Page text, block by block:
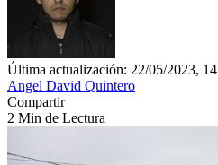
Última actualización: 22/05/2023, 14
Angel David Quintero
Compartir
2 Min de Lectura